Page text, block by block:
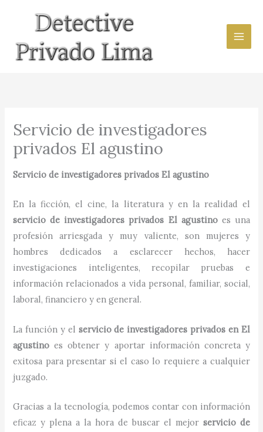
contenido
Servicio de investigadores
privados El agustino
Servicio de investigadores privados El agustino
En la ficción, el cine, la literatura y en la realidad el
servicio de investigadores privados El agustino es una
profesión arriesgada y muy valiente, son mujeres y
hombres dedicados a esclarecer hechos, hacer
investigaciones inteligentes, recopilar pruebas e
información relacionados a vida personal, familiar, social,
laboral, financiero y en general.
La función y el servicio de investigadores privadosen El
agustinoes obtener y aportar información concreta y
exitosa para presentar si el caso lo requiere a cualquier
juzgado.
Gracias a la tecnología, podemos contar con información
eficaz y plena a la hora de buscar el mejor servicio de